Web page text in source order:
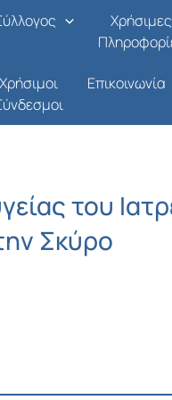
Χρήσιμες
Χρήσιμοι
Επικοινωνία
του
Σκύρο